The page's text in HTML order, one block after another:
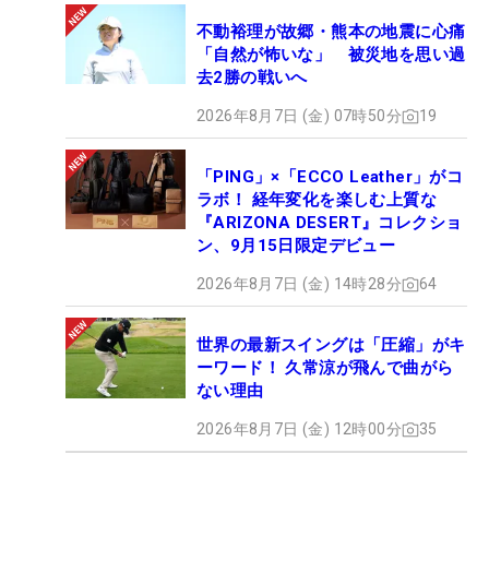
不動裕理が故郷・熊本の地震に心痛
「自然が怖いな」 被災地を思い過
去2勝の戦いへ
2026年8月7日 (金) 07時50分 19
「PING」×「ECCO Leather」がコ
ラボ！ 経年変化を楽しむ上質な
『ARIZONA DESERT』コレクショ
ン、9月15日限定デビュー
2026年8月7日 (金) 14時28分 64
世界の最新スイングは「圧縮」がキ
ーワード！ 久常涼が飛んで曲がら
ない理由
2026年8月7日 (金) 12時00分 35